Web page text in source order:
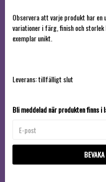
Observera att varje produkt har en
variationer i färg, finish och
exemplar unikt.
Leverans:tillfälligt slut
Bli meddelad när produkten finns i
BEVAKA